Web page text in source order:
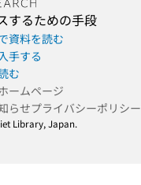
するための手段
資料を読む
手する
む
ームページ
らせプライバシーポリシー
Library, Japan.